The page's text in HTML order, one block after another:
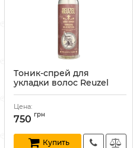
Tоник-спрей для
укладки волос Reuzel
Артикул:
Цена:
750 грн
Купить